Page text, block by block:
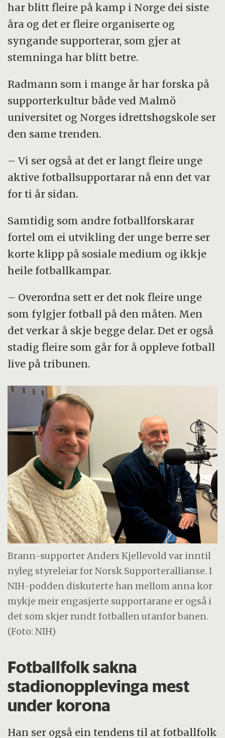
har blitt fleire på kamp i Norge dei siste
åra og det er fleire organiserte og
syngande supporterar, som gjer at
stemninga har blitt betre.
Radmann som i mange år har forska på
supporterkultur både ved Malmö
universitet og Norges idrettshøgskole ser
den same trenden.
– Vi ser også at det er langt fleire unge
aktive fotballsupportarar nå enn det var
for ti år sidan.
Samtidig som andre fotballforskarar
fortel om ei utvikling der unge berre ser
korte klipp på sosiale medium og ikkje
heile fotballkampar.
– Overordna sett er det nok fleire unge
som fylgjer fotball på den måten. Men
det verkar å skje begge delar. Det er også
stadig fleire som går for å oppleve fotball
live på tribunen.
Brann-supporter Anders Kjellevold var inntil
nyleg styreleiar for Norsk Supporterallianse. I
NIH-podden diskuterte han mellom anna kor
mykje meir engasjerte supportarane er også i
det som skjer rundt fotballen utanfor banen.
(Foto: NIH)
Fotballfolk sakna
stadionopplevinga mest
under korona
Han ser også ein tendens til at fotballfolk